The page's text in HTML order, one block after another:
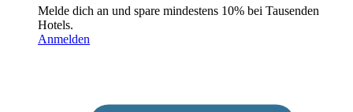
Melde dich an und spare mindestens 10% bei Tausenden
Hotels.
Anmelden